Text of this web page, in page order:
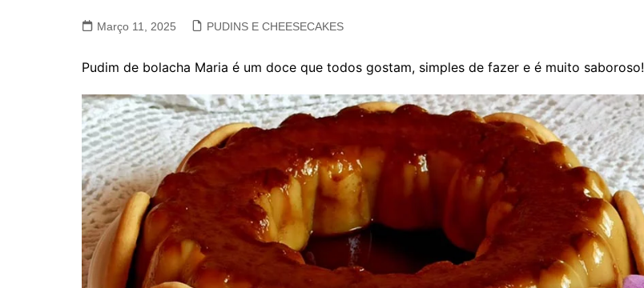
VACA, VITELA, NOVILHO
Março 11, 2025 PUDINS E CHEESECAKES
Pudim de bolacha Maria é um doce que todos gostam, simples de fazer e é muito saboroso!